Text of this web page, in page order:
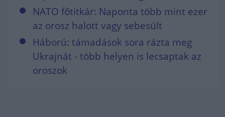
NATO főtitkár: Naponta több mint ezer
az orosz halott vagy sebesült
Háború: támadások sora rázta meg
Ukrajnát - több helyen is lecsaptak az
oroszok